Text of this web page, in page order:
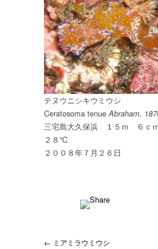
ウ
ミ
ウ
シ
は
テヌウニシキウミウシ
Ceratosoma tenueAbraham,
三宅島大久保浜 １５ｍ ６ｃｍ
２８℃
２００８年７月２６日
← ミアミラウミウシ